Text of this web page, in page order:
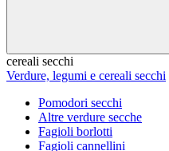
cereali secchi
Verdure, legumi e cereali secchi
Pomodori secchi
Altre verdure secche
Fagioli borlotti
Fagioli cannellini